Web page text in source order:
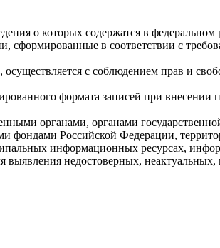
о которых содержатся в федеральном
в соответствии с
с соблюдением прав и
формата записей при
органами, органами
фондами Российской Федерации,
информационных ресурсах,
недостоверных,